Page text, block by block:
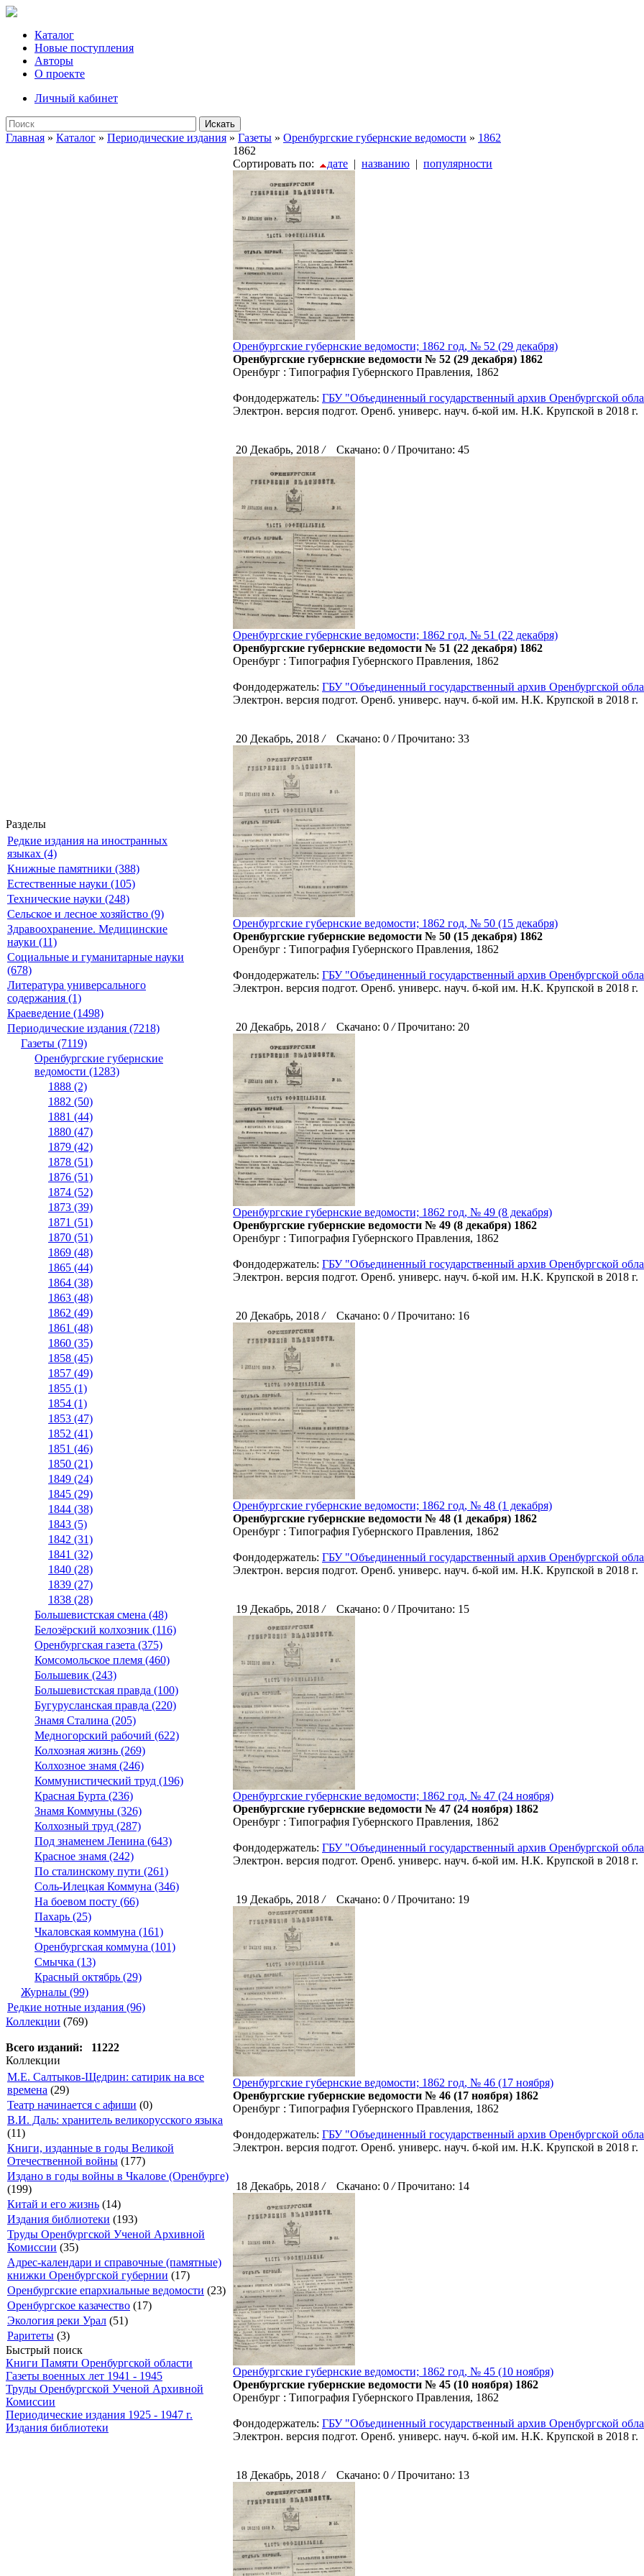
Каталог
Новые поступления
Авторы
О проекте
Личный кабинет
Искать
Главная » Каталог » Периодические издания » Газеты » Оренбургские губернские ведомости » 1862
Разделы
Редкие издания на иностранных
языках (4)
Книжные памятники (388)
Естественные науки (105)
Технические науки (248)
Сельское и лесное хозяйство (9)
Здравоохранение. Медицинские
науки (11)
Социальные и гуманитарные науки
(678)
Литература универсального
содержания (1)
Краеведение (1498)
Периодические издания (7218)
Газеты (7119)
Оренбургские губернские
ведомости (1283)
1888 (2)
1882 (50)
1881 (44)
1880 (47)
1879 (42)
1878 (51)
1876 (51)
1874 (52)
1873 (39)
1871 (51)
1870 (51)
1869 (48)
1865 (44)
1864 (38)
1863 (48)
1862 (49)
1861 (48)
1860 (35)
1858 (45)
1857 (49)
1855 (1)
1854 (1)
1853 (47)
1852 (41)
1851 (46)
1850 (21)
1849 (24)
1845 (29)
1844 (38)
1843 (5)
1842 (31)
1841 (32)
1840 (28)
1839 (27)
1838 (28)
Большевистская смена (48)
Белозёрский колхозник (116)
Оренбургская газета (375)
Комсомольское племя (460)
Большевик (243)
Большевистская правда (100)
Бугурусланская правда (220)
Знамя Сталина (205)
Медногорский рабочий (622)
Колхозная жизнь (269)
Колхозное знамя (246)
Коммунистический труд (196)
Красная Бурта (236)
Знамя Коммуны (326)
Колхозный труд (287)
Под знаменем Ленина (643)
Красное знамя (242)
По сталинскому пути (261)
Соль-Илецкая Коммуна (346)
На боевом посту (66)
Пахарь (25)
Чкаловская коммуна (161)
Оренбургская коммуна (101)
Смычка (13)
Красный октябрь (29)
Журналы (99)
Редкие нотные издания (96)
Коллекции (769)
Всего изданий: 11222
Коллекции
М.Е. Салтыков-Щедрин: сатирик на все
времена (29)
Театр начинается с афиши (0)
В.И. Даль: хранитель великорусского языка
(11)
Книги, изданные в годы Великой
Отечественной войны (177)
Издано в годы войны в Чкалове (Оренбурге)
(199)
Китай и его жизнь (14)
Издания библиотеки (193)
Труды Оренбургской Ученой Архивной
Комиссии (35)
Адрес-календари и справочные (памятные)
книжки Оренбургской губернии (17)
Оренбургские епархиальные ведомости (23)
Оренбургское казачество (17)
Экология реки Урал (51)
Раритеты (3)
Быстрый поиск
Книги Памяти Оренбургской области
Газеты военных лет 1941 - 1945
Труды Оренбургской Ученой Архивной
Комиссии
Периодические издания 1925 - 1947 г.
Издания библиотеки
1862
Сортировать по:
дате | названию | популярности
Оренбургские губернские ведомости; 1862 год, № 52 (29 декабря)
Оренбургские губернские ведомости № 52 (29 декабря) 1862
Оренбург : Типография Губернского Правления, 1862
Фондодержатель: ГБУ "Объединенный государственный архив Оренбургской
Электрон. версия подгот. Оренб. универс. науч. б-кой им. Н.К. Крупской в 2018 г.
20 Декабрь, 2018 /Скачано: 0 /Прочитано: 45
Оренбургские губернские ведомости; 1862 год, № 51 (22 декабря)
Оренбургские губернские ведомости № 51 (22 декабря) 1862
Оренбург : Типография Губернского Правления, 1862
Фондодержатель: ГБУ "Объединенный государственный архив Оренбургской
Электрон. версия подгот. Оренб. универс. науч. б-кой им. Н.К. Крупской в 2018 г.
20 Декабрь, 2018 /Скачано: 0 /Прочитано: 33
Оренбургские губернские ведомости; 1862 год, № 50 (15 декабря)
Оренбургские губернские ведомости № 50 (15 декабря) 1862
Оренбург : Типография Губернского Правления, 1862
Фондодержатель: ГБУ "Объединенный государственный архив Оренбургской
Электрон. версия подгот. Оренб. универс. науч. б-кой им. Н.К. Крупской в 2018 г.
20 Декабрь, 2018 /Скачано: 0 /Прочитано: 20
Оренбургские губернские ведомости; 1862 год, № 49 (8 декабря)
Оренбургские губернские ведомости № 49 (8 декабря) 1862
Оренбург : Типография Губернского Правления, 1862
Фондодержатель: ГБУ "Объединенный государственный архив Оренбургской
Электрон. версия подгот. Оренб. универс. науч. б-кой им. Н.К. Крупской в 2018 г.
20 Декабрь, 2018 /Скачано: 0 /Прочитано: 16
Оренбургские губернские ведомости; 1862 год, № 48 (1 декабря)
Оренбургские губернские ведомости № 48 (1 декабря) 1862
Оренбург : Типография Губернского Правления, 1862
Фондодержатель: ГБУ "Объединенный государственный архив Оренбургской
Электрон. версия подгот. Оренб. универс. науч. б-кой им. Н.К. Крупской в 2018 г.
19 Декабрь, 2018 /Скачано: 0 /Прочитано: 15
Оренбургские губернские ведомости; 1862 год, № 47 (24 ноября)
Оренбургские губернские ведомости № 47 (24 ноября) 1862
Оренбург : Типография Губернского Правления, 1862
Фондодержатель: ГБУ "Объединенный государственный архив Оренбургской
Электрон. версия подгот. Оренб. универс. науч. б-кой им. Н.К. Крупской в 2018 г.
19 Декабрь, 2018 /Скачано: 0 /Прочитано: 19
Оренбургские губернские ведомости; 1862 год, № 46 (17 ноября)
Оренбургские губернские ведомости № 46 (17 ноября) 1862
Оренбург : Типография Губернского Правления, 1862
Фондодержатель: ГБУ "Объединенный государственный архив Оренбургской
Электрон. версия подгот. Оренб. универс. науч. б-кой им. Н.К. Крупской в 2018 г.
18 Декабрь, 2018 /Скачано: 0 /Прочитано: 14
Оренбургские губернские ведомости; 1862 год, № 45 (10 ноября)
Оренбургские губернские ведомости № 45 (10 ноября) 1862
Оренбург : Типография Губернского Правления, 1862
Фондодержатель: ГБУ "Объединенный государственный архив Оренбургской
Электрон. версия подгот. Оренб. универс. науч. б-кой им. Н.К. Крупской в 2018 г.
18 Декабрь, 2018 /Скачано: 0 /Прочитано: 13